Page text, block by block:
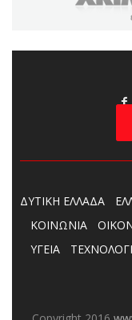
ΔΥΤΙΚΗ ΕΛΛΑΔΑ
ΚΟΙΝΩΝΙΑ
ΥΓΕΙΑ